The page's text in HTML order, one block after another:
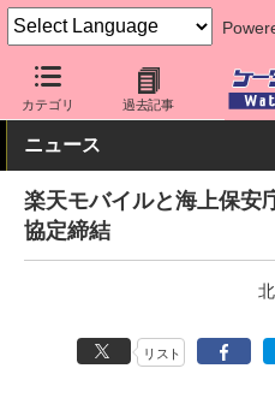
カテゴリ 過去記事
ケータイ Watch キャリア 楽天
ニュース
楽天モバイルと海上保安
協定締結
リスト